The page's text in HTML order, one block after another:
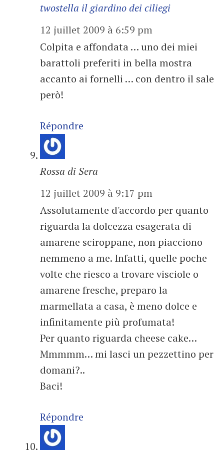
twostella il giardino dei ciliegi
12 juillet 2009 à 6:59 pm
Colpita e affondata … uno dei miei
barattoli preferiti in bella mostra
accanto ai fornelli … con dentro il sale
però!
Répondre
Rossa di Sera
12 juillet 2009 à 9:17 pm
Assolutamente d'accordo per quanto
riguarda la dolcezza esagerata di
amarene sciroppane, non piacciono
nemmeno a me. Infatti, quelle poche
volte che riesco a trovare visciole o
amarene fresche, preparo la
marmellata a casa, è meno dolce e
infinitamente più profumata!
Per quanto riguarda cheese cake…
Mmmmm… mi lasci un pezzettino per
domani?..
Baci!
Répondre